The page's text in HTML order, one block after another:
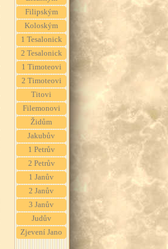
Filipským
Koloským
1 Tesalonick
2 Tesalonick
1 Timoteovi
2 Timoteovi
Titovi
Filemonovi
Židům
Jakubův
1 Petrův
2 Petrův
1 Janův
2 Janův
3 Janův
Judův
Zjevení Jano